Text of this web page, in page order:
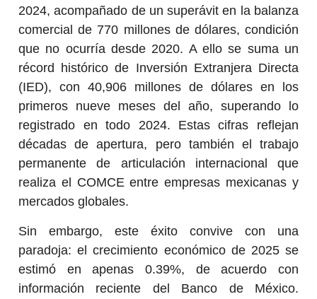
2024, acompañado de un superávit en la balanza
comercial de 770 millones de dólares, condición
que no ocurría desde 2020. A ello se suma un
récord histórico de Inversión Extranjera Directa
(IED), con 40,906 millones de dólares en los
primeros nueve meses del año, superando lo
registrado en todo 2024. Estas cifras reflejan
décadas de apertura, pero también el trabajo
permanente de articulación internacional que
realiza el COMCE entre empresas mexicanas y
mercados globales.
Sin embargo, este éxito convive con una
paradoja: el crecimiento económico de 2025 se
estimó en apenas 0.39%, de acuerdo con
información reciente del Banco de México.